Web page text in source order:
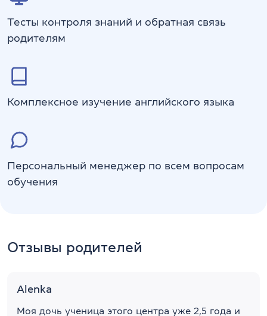
Тесты контроля знаний и обратная связь
родителям
Комплексное изучение английского языка
Персональный менеджер по всем вопросам
обучения
Отзывы родителей
Alenka
Моя дочь ученица этого центра уже 2,5 года и